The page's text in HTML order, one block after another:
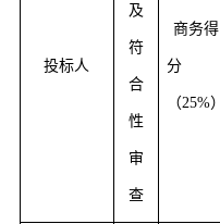
投标人
及
符
合
性
审
查
商务得
分
（25%）